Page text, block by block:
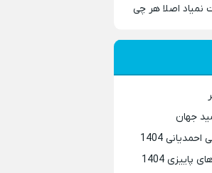
نمیاد اصلا هر چی
جهان
1404
1404